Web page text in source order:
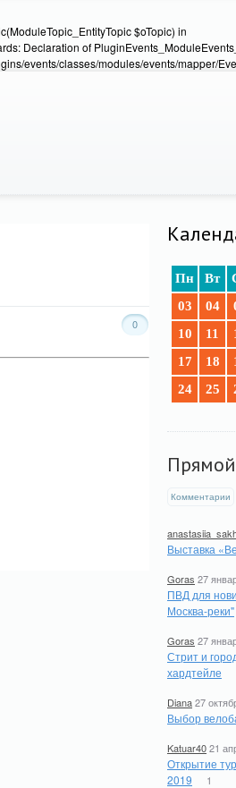
$oTopic) in
Declaration of
events/classes/modules/events/mapper/
Пн Вт
03
04
10
11
17
18
24
25
Комментарии
Выставка
Goras 27
ПВД для
Москва-реки"
Goras 27
Стрит и
хардтейле
Diana27
Выбор
Katuar4021
Открытие
2019
1
0